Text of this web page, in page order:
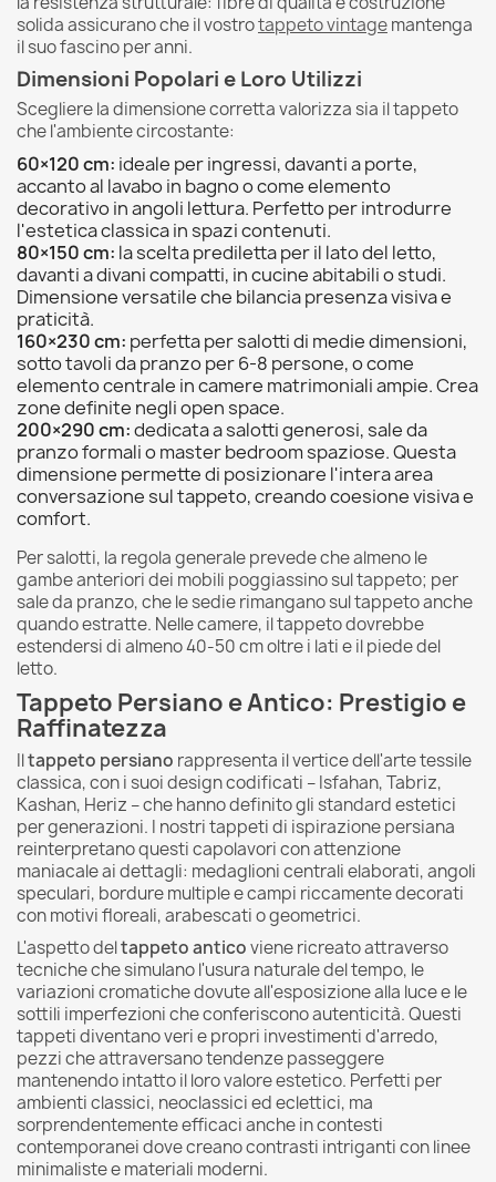
solida assicurano che il vostrotappeto vintagemantenga
il suo fascino per anni.
Dimensioni Popolari e Loro Utilizzi
Scegliere la dimensione corretta valorizza sia il tappeto
che l'ambiente circostante:
60×120 cm: ideale per ingressi, davanti a porte,
accanto al lavabo in bagno o come elemento
decorativo in angoli lettura. Perfetto per introdurre
l'estetica classica in spazi contenuti.
80×150 cm: la scelta prediletta per il lato del letto,
davanti a divani compatti, in cucine abitabili o studi.
Dimensione versatile che bilancia presenza visiva e
praticità.
160×230 cm: perfetta per salotti di medie dimensioni,
sotto tavoli da pranzo per 6-8 persone, o come
elemento centrale in camere matrimoniali ampie. Crea
zone definite negli open space.
200×290 cm:dedicata a salotti generosi, sale da
pranzo formali o master bedroom spaziose. Questa
dimensione permette di posizionare l'intera area
conversazione sul tappeto, creando coesione visiva e
comfort.
Per salotti, la regola generale prevede che almeno le
gambe anteriori dei mobili poggiassino sul tappeto; per
sale da pranzo, che le sedie rimangano sul tappeto anche
quando estratte. Nelle camere, il tappeto dovrebbe
estendersi di almeno 40-50 cm oltre i lati e il piede del
letto.
Tappeto Persiano e Antico: Prestigio e
Raffinatezza
Iltappeto persiano rappresenta il vertice dell'arte tessile
classica, con i suoi design codificati – Isfahan, Tabriz,
Kashan, Heriz – che hanno definito gli standard estetici
per generazioni. I nostri tappeti di ispirazione persiana
reinterpretano questi capolavori con attenzione
maniacale ai dettagli: medaglioni centrali elaborati, angoli
speculari, bordure multiple e campi riccamente decorati
con motivi floreali, arabescati o geometrici.
L'aspetto deltappeto anticoviene ricreato attraverso
tecniche che simulano l'usura naturale del tempo, le
variazioni cromatiche dovute all'esposizione alla luce e le
sottili imperfezioni che conferiscono autenticità. Questi
tappeti diventano veri e propri investimenti d'arredo,
pezzi che attraversano tendenze passeggere
mantenendo intatto il loro valore estetico. Perfetti per
ambienti classici, neoclassici ed eclettici, ma
sorprendentemente efficaci anche in contesti
contemporanei dove creano contrasti intriganti con linee
minimaliste e materiali moderni.